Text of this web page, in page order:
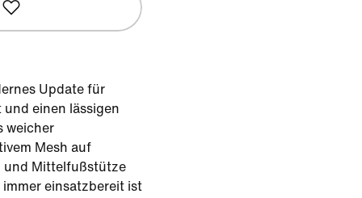
Update für
einen lässigen
weicher
Mesh auf
und Mittelfußstütze
einsatzbereit ist